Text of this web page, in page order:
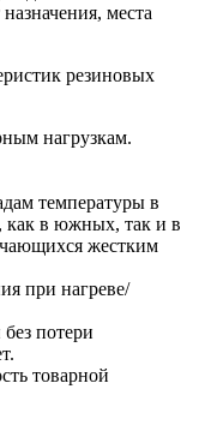
места
резиновых
нагрузкам.
температуры в
как в южных, так и в
жестким
при нагреве/
потери
товарной